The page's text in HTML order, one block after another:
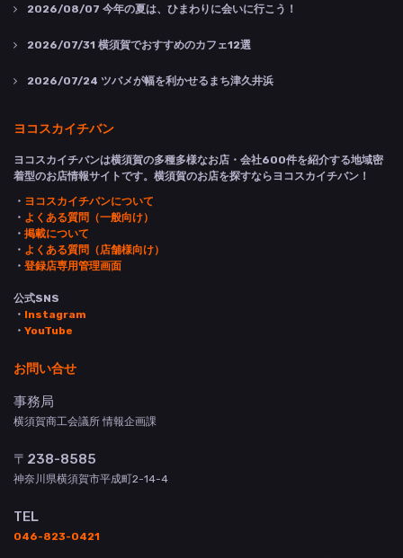
2026/08/07 今年の夏は、ひまわりに会いに行こう！
2026/07/31 横須賀でおすすめのカフェ12選
2026/07/24 ツバメが幅を利かせるまち津久井浜
ヨコスカイチバン
ヨコスカイチバンは横須賀の多種多様なお店・会社600件を紹介する地域密
着型のお店情報サイトです。横須賀のお店を探すならヨコスカイチバン！
・ ヨコスカイチバンについて
・ よくある質問（一般向け）
・ 掲載について
・ よくある質問（店舗様向け）
・ 登録店専用管理画面
公式SNS
・ Instagram
・ YouTube
お問い合せ
事務局
横須賀商工会議所 情報企画課
〒238-8585
神奈川県横須賀市平成町2-14-4
TEL
046-823-0421